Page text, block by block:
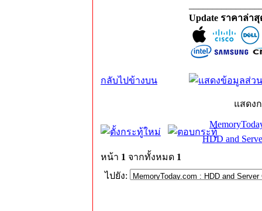
Update ราคาล่า
กลับไปข้างบน
แสดง
HDD and
หน้า 1 จากทั้งหมด 1
ไปยัง: